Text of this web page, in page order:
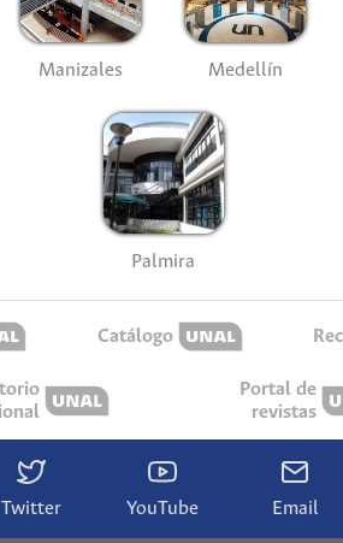
Manizales Medellín
Palmira
Catálogo
Portal de
revistas
Twitter YouTube Email